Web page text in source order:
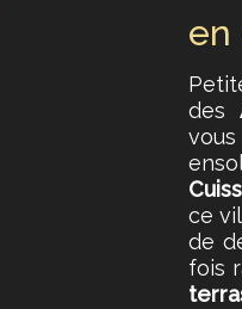
en
des
ce
de
fois